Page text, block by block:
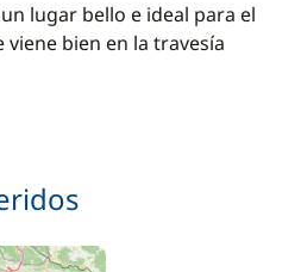
lugar bello e ideal para el
bien en la travesía